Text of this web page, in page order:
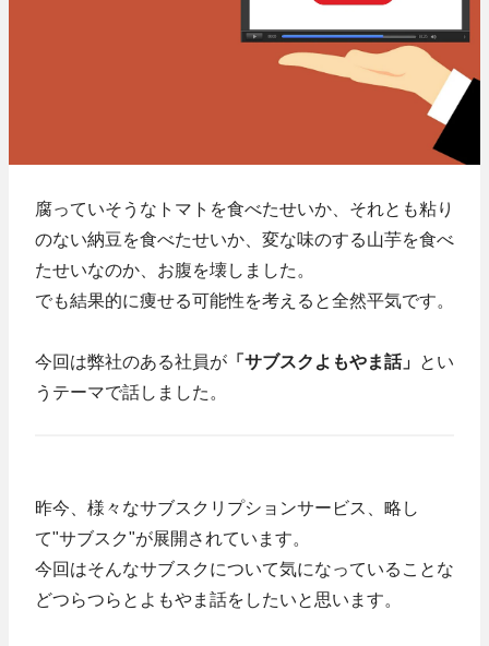
腐っていそうなトマトを食べたせいか、それとも粘り
のない納豆を食べたせいか、変な味のする山芋を食べ
たせいなのか、お腹を壊しました。
でも結果的に痩せる可能性を考えると全然平気です。
今回は弊社のある社員が 「サブスクよもやま話」 とい
うテーマで話しました。
昨今、様々なサブスクリプションサービス、略し
て"サブスク"が展開されています。
今回はそんなサブスクについて気になっていることな
どつらつらとよもやま話をしたいと思います。